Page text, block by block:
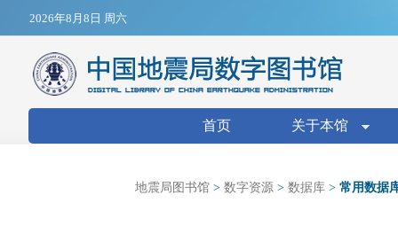
2026年8月8日 周六
搜索表单
首页 关于本馆
地震局图书馆 > 数字资源 > 数据库 > 常用数据